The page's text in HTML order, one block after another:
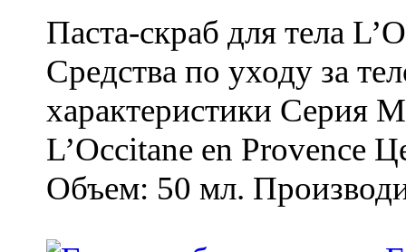
Паста-скраб для тела
Средства по уходу за
характеристики Серия
L’Occitane en Provence
Объем: 50 мл.